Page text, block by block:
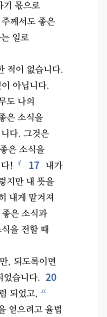
기 몫으로
께서도 좋은
일로
적이 없습니다.
아닙니다.
도 나의
은 소식을
다. 그것은
은 소식을
! ㅕ 17
내가
지만 내 뜻을
내게 맡겨져
은 소식과
을 전할 때
, 되도록이면
었습니다. 20
되었고, ㅛ
얻으려고 율법